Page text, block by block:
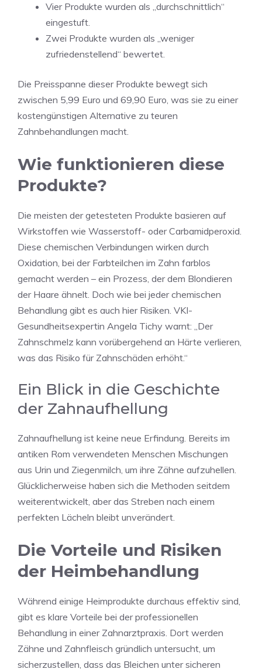
Vier Produkte wurden als „durchschnittlich“
eingestuft.
Zwei Produkte wurden als „weniger
zufriedenstellend“ bewertet.
Die Preisspanne dieser Produkte bewegt sich
zwischen 5,99 Euro und 69,90 Euro, was sie zu einer
kostengünstigen Alternative zu teuren
Zahnbehandlungen macht.
Wie funktionieren diese
Produkte?
Die meisten der getesteten Produkte basieren auf
Wirkstoffen wie Wasserstoff- oder Carbamidperoxid.
Diese chemischen Verbindungen wirken durch
Oxidation, bei der Farbteilchen im Zahn farblos
gemacht werden – ein Prozess, der dem Blondieren
der Haare ähnelt. Doch wie bei jeder chemischen
Behandlung gibt es auch hier Risiken. VKI-
Gesundheitsexpertin Angela Tichy warnt: „Der
Zahnschmelz kann vorübergehend an Härte verlieren,
was das Risiko für Zahnschäden erhöht.“
Ein Blick in die Geschichte
der Zahnaufhellung
Zahnaufhellung ist keine neue Erfindung. Bereits im
antiken Rom verwendeten Menschen Mischungen
aus Urin und Ziegenmilch, um ihre Zähne aufzuhellen.
Glücklicherweise haben sich die Methoden seitdem
weiterentwickelt, aber das Streben nach einem
perfekten Lächeln bleibt unverändert.
Die Vorteile und Risiken
der Heimbehandlung
Während einige Heimprodukte durchaus effektiv sind,
gibt es klare Vorteile bei der professionellen
Behandlung in einer Zahnarztpraxis. Dort werden
Zähne und Zahnfleisch gründlich untersucht, um
sicherzustellen, dass das Bleichen unter sicheren